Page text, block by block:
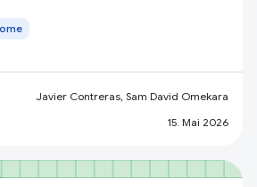
Javier Contreras, Sam David Omekara
15. Mai 2026